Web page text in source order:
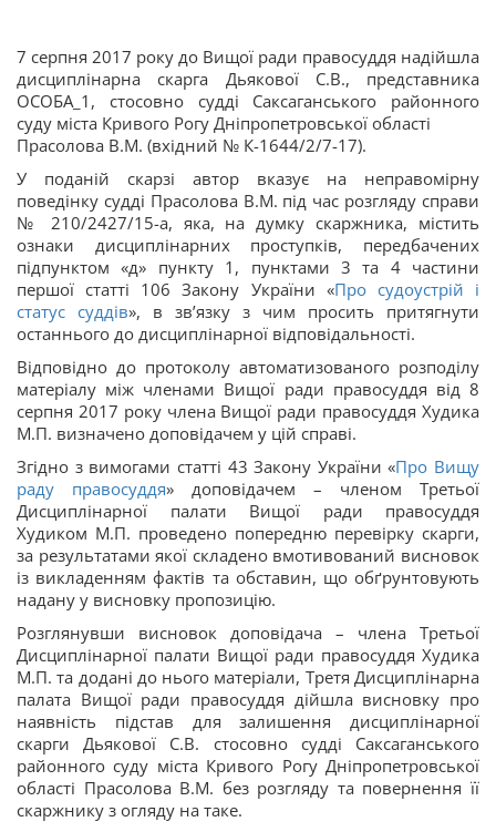
7 серпня 2017 року до Вищої ради правосуддя надійшла
дисциплінарна скарга Дьякової С.В., представника
ОСОБА_1, стосовно судді Саксаганського районного
суду міста Кривого Рогу Дніпропетровської області
Прасолова В.М. (вхідний № К-1644/2/7-17).
У поданій скарзі автор вказує на неправомірну
поведінку судді Прасолова В.М. під час розгляду справи
№ 210/2427/15-а, яка, на думку скаржника, містить
ознаки дисциплінарних проступків, передбачених
підпунктом «д» пункту 1, пунктами 3 та 4 частини
першої статті 106 Закону України «Про судоустрій і
статус суддів», в зв’язку з чим просить притягнути
останнього до дисциплінарної відповідальності.
Відповідно до протоколу автоматизованого розподілу
матеріалу між членами Вищої ради правосуддя від 8
серпня 2017 року члена Вищої ради правосуддя Худика
М.П. визначено доповідачем у цій справі.
Згідно з вимогами статті 43 Закону України «Про Вищу
раду правосуддя» доповідачем – членом Третьої
Дисциплінарної палати Вищої ради правосуддя
Худиком М.П. проведено попередню перевірку скарги,
за результатами якої складено вмотивований висновок
із викладенням фактів та обставин, що обґрунтовують
надану у висновку пропозицію.
Розглянувши висновок доповідача – члена Третьої
Дисциплінарної палати Вищої ради правосуддя Худика
М.П. та додані до нього матеріали, Третя Дисциплінарна
палата Вищої ради правосуддя дійшла висновку про
наявність підстав для залишення дисциплінарної
скарги Дьякової С.В. стосовно судді Саксаганського
районного суду міста Кривого Рогу Дніпропетровської
області Прасолова В.М. без розгляду та повернення її
скаржнику з огляду на таке.